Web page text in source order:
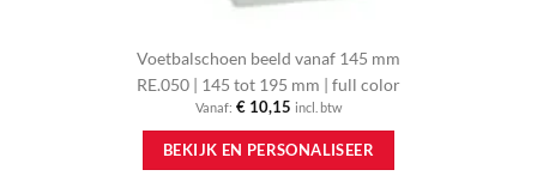
Voetbalschoen beeld vanaf 145 mm
RE.050 | 145 tot 195 mm | full color
Vanaf: € 10,15 incl. btw
BEKIJK EN PERSONALISEER
Dit
heeft